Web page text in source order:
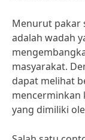
Menurut pakar
adalah wadah
masyarakat.
dapat melihat
mencerminkan
yang dimiliki